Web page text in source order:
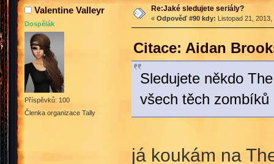
Valentine Valleyr
Dospělák
Příspěvků: 100
Členka organizace Tally
Re:Jaké sledujete seriály?
« Odpověď #90 kdy: Listopad 21,
Citace: Aidan
Sledujete někdo
všech těch
já koukám na